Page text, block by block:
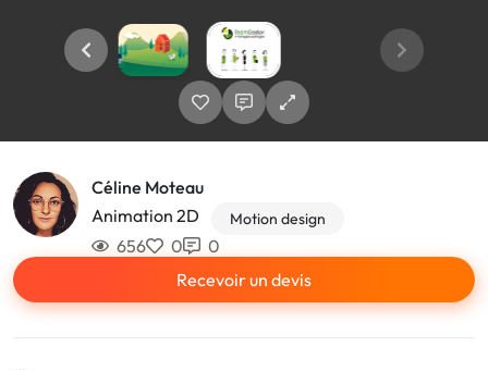
Céline Moteau
Animation 2D
Motion design
656 0
0
Recevoir un devis